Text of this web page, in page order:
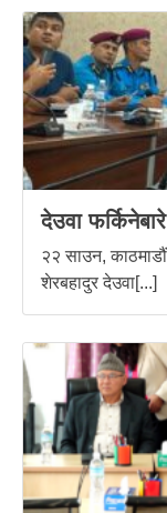
देउवा
२२ साउन,
शेरबहादुर देउवा[...]